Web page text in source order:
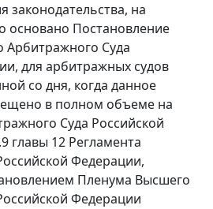
законодательства, на
основано Постановление
Суда
для арбитражных судов
со дня, когда данное
в полном объеме на
Суда Российской
главы 12 Регламента
Федерации,
Пленума Высшего
Федерации